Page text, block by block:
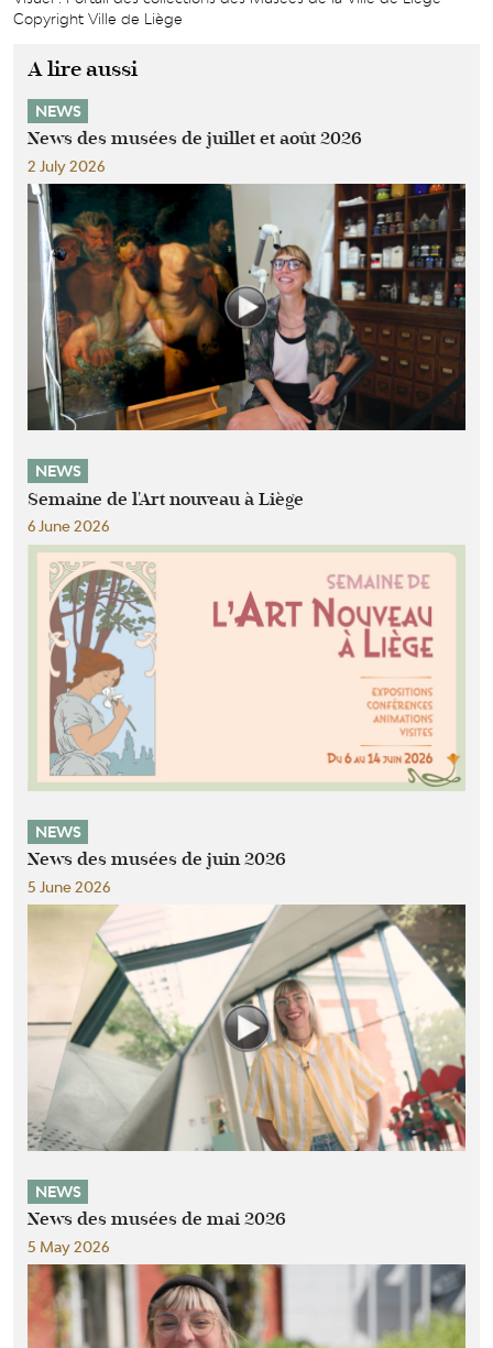
Copyright Ville de Liège
A lire aussi
NEWS
News des musées de juillet et août 2026
2 July 2026
NEWS
Semaine de l'Art nouveau à Liège
6 June 2026
NEWS
News des musées de juin 2026
5 June 2026
NEWS
News des musées de mai 2026
5 May 2026